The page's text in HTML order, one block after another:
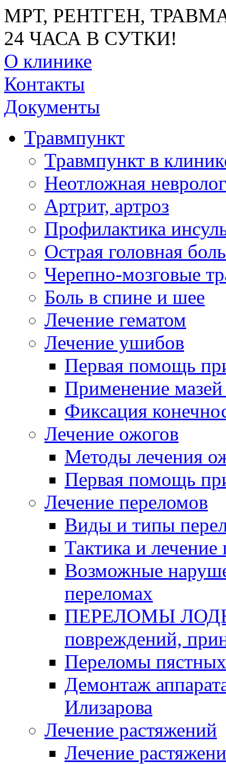
МРТ, РЕНТГЕН,
24 ЧАСА В СУТКИ!
О клинике
Контакты
Документы
Травмпункт
Травмпункт в
Неотложная
Артрит, артроз
Профилактика
Острая головная боль
Черепно-мозговые
Боль в спине и шее
Лечение гематом
Лечение ушибов
Первая помощь
Применение
Фиксация
Лечение ожогов
Методы лечения
Первая помощь
Лечение переломов
Виды и типы
Тактика и
Возможные
переломах
ПЕРЕЛОМЫ
повреждений,
Переломы
Демонтаж
Илизарова
Лечение растяжений
Лечение